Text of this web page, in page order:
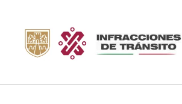
contenido